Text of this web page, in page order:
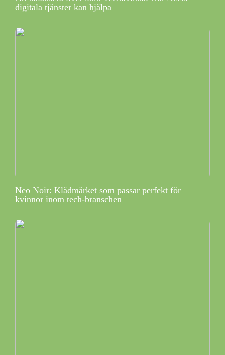
digitala tjänster kan hjälpa
Neo Noir: Klädmärket som passar perfekt för
kvinnor inom tech-branschen